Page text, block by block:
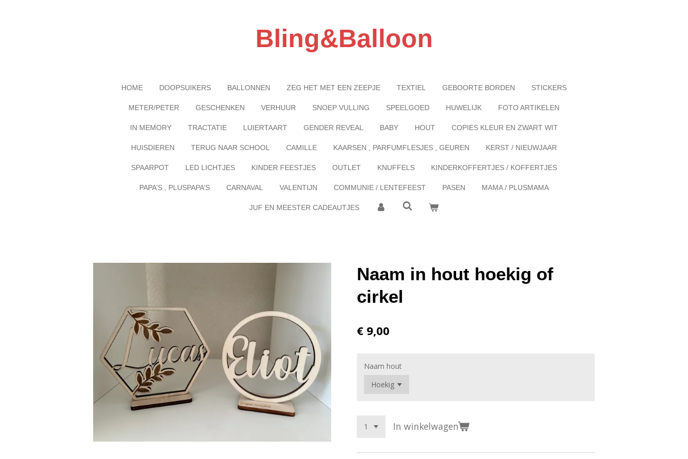
Bling&Balloon
HOME DOOPSUIKERS BALLONNEN ZEG HET MET EEN ZEEPJE TEXTIEL GEBOORTE BORDEN STICKERS
METER/PETER GESCHENKEN VERHUUR SNOEP VULLING SPEELGOED HUWELIJK FOTO ARTIKELEN
IN MEMORY TRACTATIE LUIERTAART GENDER REVEAL BABY HOUT COPIES KLEUR EN ZWART WIT
HUISDIEREN TERUG NAAR SCHOOL CAMILLE KAARSEN , PARFUMFLESJES , GEUREN KERST / NIEUWJAAR
SPAARPOT LED LICHTJES KINDER FEESTJES OUTLET KNUFFELS KINDERKOFFERTJES / KOFFERTJES
PAPA’S , PLUSPAPA’S CARNAVAL VALENTIJN COMMUNIE / LENTEFEEST PASEN MAMA / PLUSMAMA
JUF EN MEESTER CADEAUTJES
Naam in hout hoekig of
cirkel
€ 9,00
Naam hout
In winkelwagen